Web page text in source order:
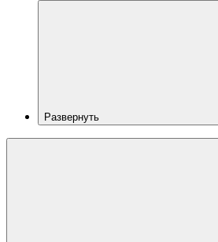
Развернуть